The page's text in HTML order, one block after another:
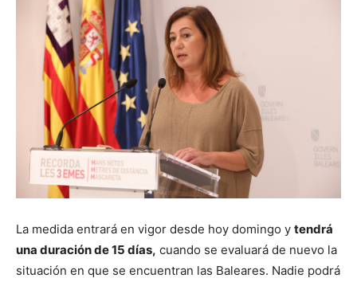
La medida entrará en vigor desde hoy domingo y tendrá
una duración de 15 días, cuando se evaluará de nuevo la
situación en que se encuentran las Baleares. Nadie podrá